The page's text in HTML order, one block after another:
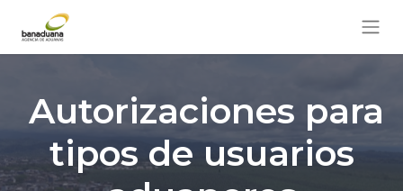
Autorizaciones para
tipos de usuarios